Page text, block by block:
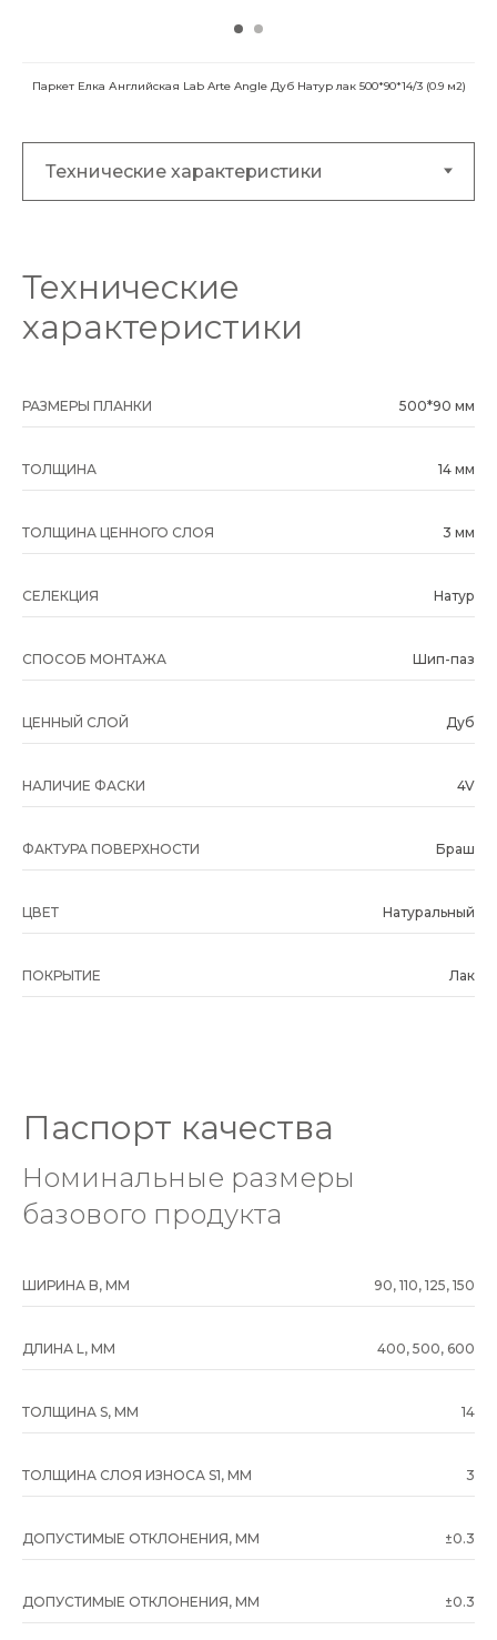
Паркет Елка Английская Lab Arte Angle Дуб Натур лак 500*90*14/3 (0.9 м2)
Технические
характеристики
РАЗМЕРЫ ПЛАНКИ 500*90 мм
ТОЛЩИНА 14 мм
ТОЛЩИНА ЦЕННОГО СЛОЯ 3 мм
СЕЛЕКЦИЯ Натур
СПОСОБ МОНТАЖА Шип-паз
ЦЕННЫЙ СЛОЙ Дуб
НАЛИЧИЕ ФАСКИ 4V
ФАКТУРА ПОВЕРХНОСТИ Браш
ЦВЕТ Натуральный
ПОКРЫТИЕ Лак
Паспорт качества
Номинальные размеры
базового продукта
ШИРИНА B, ММ 90, 110, 125, 150
ДЛИНА L, ММ 400, 500, 600
ТОЛЩИНА S, ММ 14
ТОЛЩИНА СЛОЯ ИЗНОСА S1, ММ 3
ДОПУСТИМЫЕ ОТКЛОНЕНИЯ, ММ ±0.3
ДОПУСТИМЫЕ ОТКЛОНЕНИЯ, ММ ±0.3